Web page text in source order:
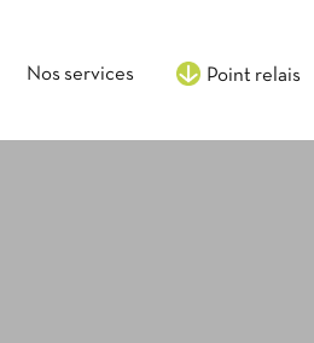
Nos services Point relais